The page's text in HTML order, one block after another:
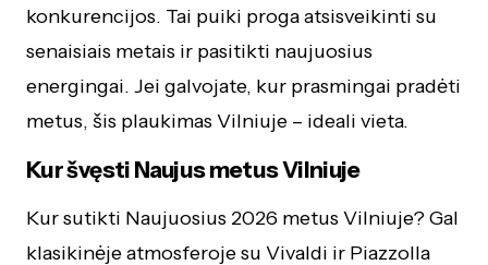
konkurencijos. Tai puiki proga atsisveikinti su
senaisiais metais ir pasitikti naujuosius
energingai. Jei galvojate, kur prasmingai pradėti
metus, šis plaukimas Vilniuje – ideali vieta.
Kur švęsti Naujus metus Vilniuje
Kur sutikti Naujuosius 2026 metus Vilniuje? Gal
klasikinėje atmosferoje su Vivaldi ir Piazzolla